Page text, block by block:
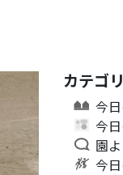
カテゴ
今
今
園
今